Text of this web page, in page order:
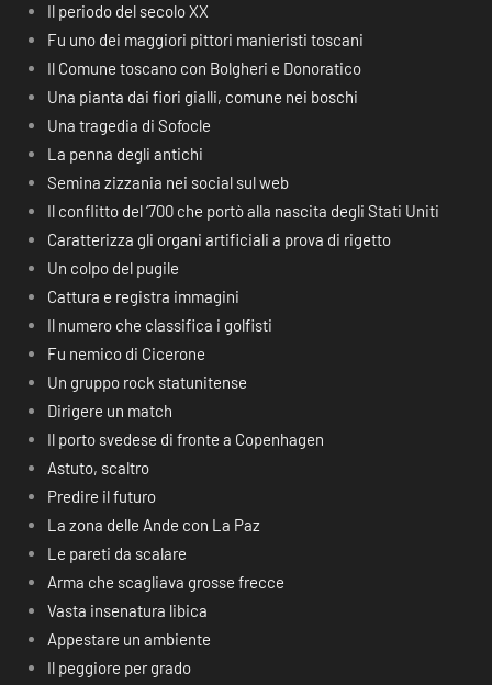
Il periodo del secolo XX
Fu uno dei maggiori pittori manieristi toscani
Il Comune toscano con Bolgheri e Donoratico
Una pianta dai fiori gialli, comune nei boschi
Una tragedia di Sofocle
La penna degli antichi
Semina zizzania nei social sul web
Il conflitto del ‘700 che portò alla nascita degli Stati Uniti
Caratterizza gli organi artificiali a prova di rigetto
Un colpo del pugile
Cattura e registra immagini
Il numero che classifica i golfisti
Fu nemico di Cicerone
Un gruppo rock statunitense
Dirigere un match
Il porto svedese di fronte a Copenhagen
Astuto, scaltro
Predire il futuro
La zona delle Ande con La Paz
Le pareti da scalare
Arma che scagliava grosse frecce
Vasta insenatura libica
Appestare un ambiente
Il peggiore per grado